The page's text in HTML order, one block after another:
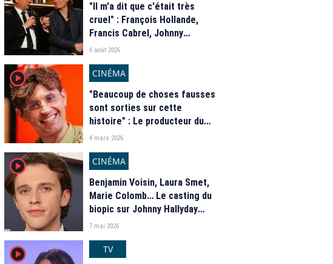
"Il m'a dit que c'était très
cruel" : François Hollande,
Francis Cabrel, Johnny
Hallyday... Ces stars qui n'ont
Laurent Gerra
6 août 2026
player2
CINÉMA
"Beaucoup de choses fausses
sont sorties sur cette
histoire" : Le producteur du
biopic sur Johnny Hallyday
Raphaël Quenard a quitté le
4 mars 2026
player2
CINÉMA
Benjamin Voisin, Laura Smet,
Marie Colomb… Le casting du
biopic sur Johnny Hallyday
dévoilé
7 mai 2026
player2
TV